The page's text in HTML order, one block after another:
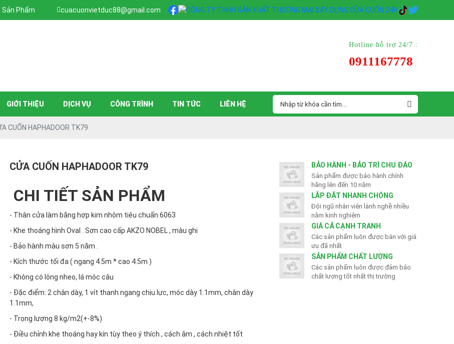
Phẩm cuacuonvietduc88@gmail.com
Hotline hỗ trợ 24/7 :
0911167778
GIỚI THIỆU DỊCH VỤ CÔNG TRÌNH TIN TỨC LIÊN HỆ
CUỐN HAPHADOOR TK79
CỬA CUỐN HAPHADOOR TK79
CHI TIẾT SẢN PHẨM
- Thân cửa làm bằng hợp kim nhôm tiêu chuẩn 6063
- Khe thoáng hình Oval . Sơn cao cấp AKZO NOBEL , màu ghi
- Bảo hành màu sơn 5 năm .
- Kích thước tối đa ( ngang 4.5m * cao 4.5m )
- Không có lông nheo, lá móc câu
- Đặc điểm: 2 chân dày, 1 vít thanh ngang chịu lực, móc dày 1.1mm, chân dày
1.1mm,
- Trọng lượng 8 kg/m2(+-8%)
- Điều chỉnh khe thoáng hay kín tùy theo ý thích , cách âm , cách nhiệt tốt
BẢO HÀNH - BẢO TRÌ CHU ĐÁO
Sản phẩm được bảo hành chính
hãng lên đến 10 năm
LẮP ĐẶT NHANH CHÓNG
Đội ngũ nhân viên lành nghề nhiều
năm kinh nghiệm
GIÁ CẢ CẠNH TRANH
Các sản phẩm luôn được bán với giá
ưu đã nhất
SẢN PHẨM CHẤT LƯỢNG
Các sản phẩm luôn được đảm bảo
chất lượng tốt nhất thị trường